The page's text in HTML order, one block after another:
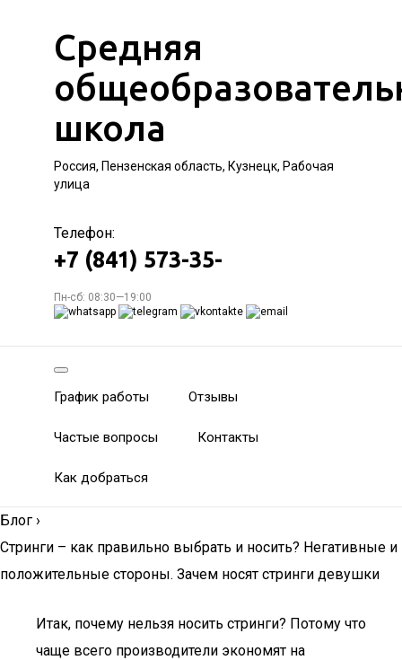
Средняя
школа
Россия, Пензенская область, Кузнецк, Рабочая
улица
Телефон:
+7 (841) 573-35-
Пн-сб: 08:30—19:00
График работы Отзывы
Частые вопросы Контакты
Как добраться
Блог ›
Стринги – как правильно выбрать и носить? Негативные и
положительные стороны. Зачем носят стринги девушки
Итак, почему нельзя носить стринги? Потому что
чаще всего производители экономят на